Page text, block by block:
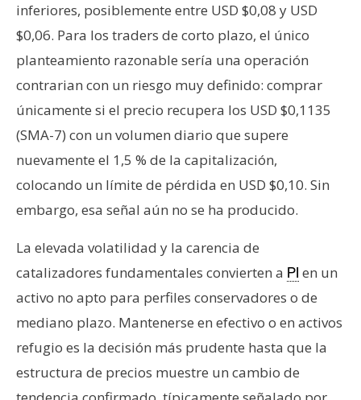
inferiores, posiblemente entre USD $0,08 y USD
$0,06. Para los traders de corto plazo, el único
planteamiento razonable sería una operación
contrarian con un riesgo muy definido: comprar
únicamente si el precio recupera los USD $0,1135
(SMA-7) con un volumen diario que supere
nuevamente el 1,5 % de la capitalización,
colocando un límite de pérdida en USD $0,10. Sin
embargo, esa señal aún no se ha producido.
La elevada volatilidad y la carencia de
catalizadores fundamentales convierten a PI en un
activo no apto para perfiles conservadores o de
mediano plazo. Mantenerse en efectivo o en activos
refugio es la decisión más prudente hasta que la
estructura de precios muestre un cambio de